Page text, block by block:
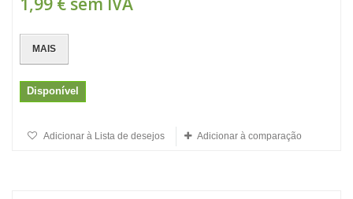
MAIS
Disponível
Adicionar à Lista de desejos Adicionar à comparação